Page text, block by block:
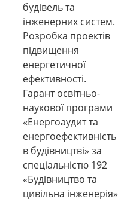
будівель та
інженерних систем.
Розробка проектів
підвищення
енергетичної
ефективності.
Гарант освітньо-
наукової програми
«Енергоаудит та
енергоефективність
в будівництві» за
спеціальністю 192
«Будівництво та
цивільна інженерія»